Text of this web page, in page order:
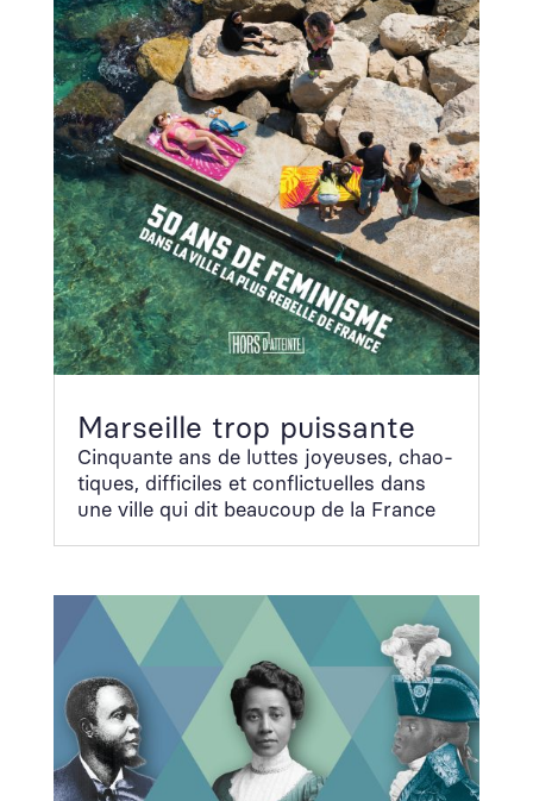
Marseille trop puissante
Cinquante ans de luttes joyeuses, chao­
tiques, dif­fi­ciles et con­flictuelles dans
une ville qui dit beau­coup de la France